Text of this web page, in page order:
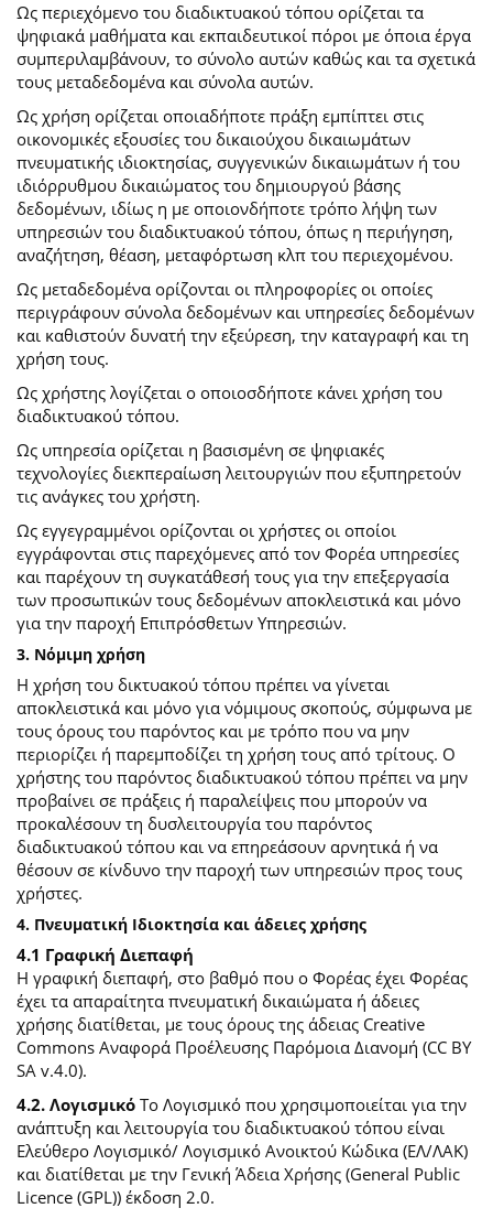
Ως περιεχόμενο του διαδικτυακού τόπου ορίζεται τα
ψηφιακά μαθήματα και εκπαιδευτικοί πόροι με όποια έργα
συμπεριλαμβάνουν, το σύνολο αυτών καθώς και τα σχετικά
τους μεταδεδομένα και σύνολα αυτών.
Ως χρήση ορίζεται οποιαδήποτε πράξη εμπίπτει στις
οικονομικές εξουσίες του δικαιούχου δικαιωμάτων
πνευματικής ιδιοκτησίας, συγγενικών δικαιωμάτων ή του
ιδιόρρυθμου δικαιώματος του δημιουργού βάσης
δεδομένων, ιδίως η με οποιονδήποτε τρόπο λήψη των
υπηρεσιών του διαδικτυακού τόπου, όπως η περιήγηση,
αναζήτηση, θέαση, μεταφόρτωση κλπ του περιεχομένου.
Ως μεταδεδομένα ορίζονται οι πληροφορίες οι οποίες
περιγράφουν σύνολα δεδομένων και υπηρεσίες δεδομένων
και καθιστούν δυνατή την εξεύρεση, την καταγραφή και τη
χρήση τους.
Ως χρήστης λογίζεται ο οποιοσδήποτε κάνει χρήση του
διαδικτυακού τόπου.
Ως υπηρεσία ορίζεται η βασισμένη σε ψηφιακές
τεχνολογίες διεκπεραίωση λειτουργιών που εξυπηρετούν
τις ανάγκες του χρήστη.
Ως εγγεγραμμένοι ορίζονται οι χρήστες οι οποίοι
εγγράφονται στις παρεχόμενες από τον Φορέα υπηρεσίες
και παρέχουν τη συγκατάθεσή τους για την επεξεργασία
των προσωπικών τους δεδομένων αποκλειστικά και μόνο
για την παροχή Επιπρόσθετων Υπηρεσιών.
3. Νόμιμη χρήση
Η χρήση του δικτυακού τόπου πρέπει να γίνεται
αποκλειστικά και μόνο για νόμιμους σκοπούς, σύμφωνα με
τους όρους του παρόντος και με τρόπο που να μην
περιορίζει ή παρεμποδίζει τη χρήση τους από τρίτους. Ο
χρήστης του παρόντος διαδικτυακού τόπου πρέπει να μην
προβαίνει σε πράξεις ή παραλείψεις που μπορούν να
προκαλέσουν τη δυσλειτουργία του παρόντος
διαδικτυακού τόπου και να επηρεάσουν αρνητικά ή να
θέσουν σε κίνδυνο την παροχή των υπηρεσιών προς τους
χρήστες.
4. Πνευματική Ιδιοκτησία και άδειες χρήσης
4.1 Γραφική Διεπαφή
Η γραφική διεπαφή, στο βαθμό που ο Φορέας έχει Φορέας
έχει τα απαραίτητα πνευματική δικαιώματα ή άδειες
χρήσης διατίθεται, με τους όρους της άδειας Creative
Commons Αναφορά Προέλευσης Παρόμοια Διανομή (CC BY
SA v.4.0).
4.2. ΛογισμικόΤο Λογισμικό που χρησιμοποιείται για την
ανάπτυξη και λειτουργία του διαδικτυακού τόπου είναι
Ελεύθερο Λογισμικό/ Λογισμικό Ανοικτού Κώδικα (ΕΛ/ΛΑΚ)
και διατίθεται με την Γενική Άδεια Χρήσης (General Public
Licence (GPL)) έκδοση 2.0.